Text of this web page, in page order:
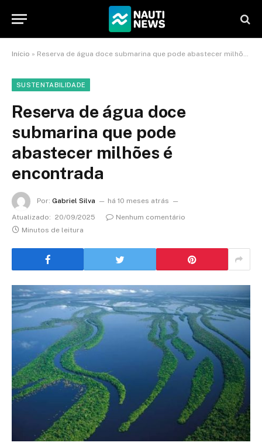
Início » Reserva de água doce submarina que pode abastecer milhões é encontrada
SUSTENTABILIDADE
Reserva de água doce
submarina que pode
abastecer milhões é
encontrada
Por: Gabriel Silva
há 10 meses atrás
Atualizado: 20/09/2025
Nenhum comentário
Minutos de leitura